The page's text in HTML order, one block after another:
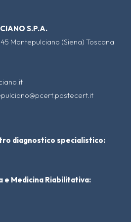
S.P.A.
Montepulciano (Siena) Toscana
diagnostico specialistico:
e Medicina Riabilitativa: